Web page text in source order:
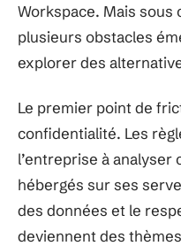
Workspace. Mais sous
plusieurs obstacles
explorer des
Le premier point de
confidentialité. Les
l’entreprise à
hébergés sur ses
des données et le
deviennent des